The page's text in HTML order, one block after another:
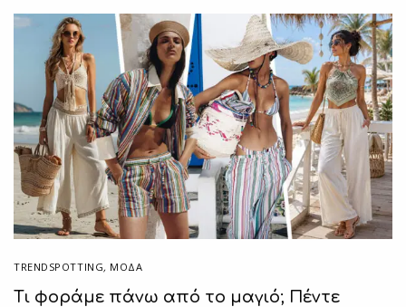
TRENDSPOTTING, ΜΟΔΑ
Τι φοράμε πάνω από το μαγιό; Πέντε